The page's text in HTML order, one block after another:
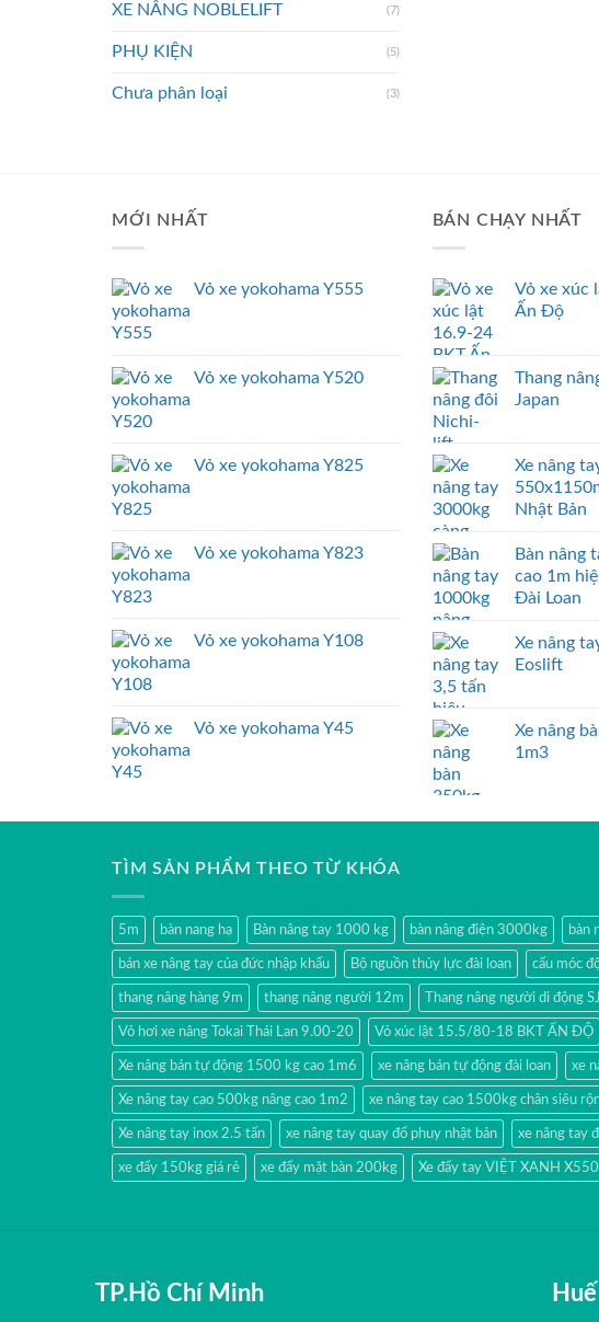
XE NÂNG NOBLELIFT (7)
PHỤ KIỆN (5)
Chưa phân loại (3)
MỚI NHẤT
Vỏ xe yokohama Y555
Vỏ xe yokohama Y520
Vỏ xe yokohama Y825
Vỏ xe yokohama Y823
Vỏ xe yokohama Y108
Vỏ xe yokohama Y45
BÁN CHẠY NHẤT
Vỏ xe xúc
Ấn Độ
Thang
Japan
Xe nâng
Nhật Bản
Bàn nâng
cao 1m
Đài Loan
Xe nâng
Eoslift
Xe nâng
1m3
TÌM SẢN PHẨM THEO TỪ KHÓA
5m bàn nang hạ Bàn nâng tay 1000 kg bàn nâng điện 3000kg bàn
bán xe nâng tay của đức nhập khẩu Bộ nguồn thủy lực đài loan cẩu móc
thang nâng hàng 9m thang nâng người 12m Thang nâng người di động
Vỏ hơi xe nâng Tokai Thái Lan 9.00-20 Vỏ xúc lật 15.5/80-18 BKT ẤN ĐỘ
Xe nâng bán tự động 1500 kg cao 1m6 xe nâng bán tự động đài loan xe
Xe nâng tay cao 500kg nâng cao 1m2 xe nâng tay cao 1500kg chân siêu
Xe nâng tay inox 2.5 tấn xe nâng tay quay đổ phuy nhật bản xe nâng tay
xe đẩy 150kg giá rẻ xe đẩy mặt bàn 200kg Xe đẩy tay VIỆT XANH X550
TP.Hồ Chí Minh Huế